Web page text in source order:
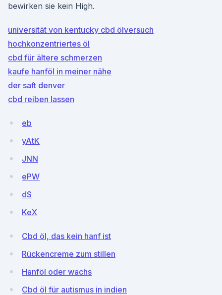
bewirken sie kein High.
universität von kentucky cbd ölversuch
hochkonzentriertes öl
cbd für ältere schmerzen
kaufe hanföl in meiner nähe
der saft denver
cbd reiben lassen
eb
yAtK
JNN
ePW
dS
KeX
Cbd öl, das kein hanf ist
Rückencreme zum stillen
Hanföl oder wachs
Cbd öl für autismus in indien